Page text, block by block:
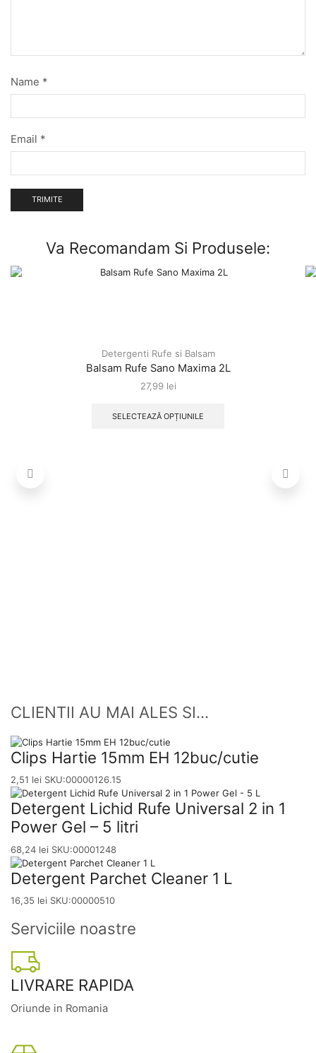
Name *
Email *
Va Recomandam Si Produsele:
Detergenti Rufe si Balsam
Balsam Rufe Sano Maxima 2L
27,99 lei
SELECTEAZĂ OPȚIUNILE
CLIENTII AU MAI ALES SI...
Clips Hartie 15mm EH 12buc/cutie
2,51 lei SKU:00000126.15
Detergent Lichid Rufe Universal 2 in 1
Power Gel – 5 litri
68,24 lei SKU:00001248
Detergent Parchet Cleaner 1 L
16,35 lei SKU:00000510
Serviciile noastre
LIVRARE RAPIDA
Oriunde in Romania